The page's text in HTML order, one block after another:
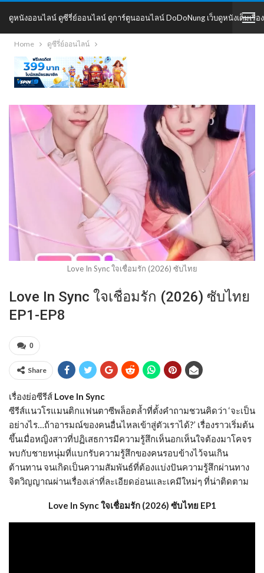
ดูหนังออนไลน์ ดูซีรี่ย์ออนไลน์ ดูการ์ตูนออนไลน์ DoDoNung เว็บดูหนังเต็มเรื่อง
DoDoNung
Home ดูซีรี่ย์ออนไลน์
Love In Sync ใจเชื่อมรัก (2026) ซับไทย
Love In Sync ใจเชื่อมรัก (2026) ซับไทย
EP1-EP8
0
Share
เรื่องย่อซีรีส์ Love In Sync
ซีรีส์แนวโรแมนติกแฟนตาซีพล็อตล้ำที่ตั้งคำถามชวนคิดว่า ‘จะเป็น
อย่างไร…ถ้าอารมณ์ของคนอื่นไหลเข้าสู่ตัวเราได้?’ เรื่องราวเริ่มต้น
ขึ้นเมื่อหญิงสาวที่ปฏิเสธการมีความรู้สึกเห็นอกเห็นใจต้องมาโคจร
พบกับชายหนุ่มที่แบกรับความรู้สึกของคนรอบข้างไว้จนเกิน
ต้านทาน จนเกิดเป็นความสัมพันธ์ที่ต้องแบ่งปันความรู้สึกผ่านทาง
จิตวิญญาณผ่านเรื่องเล่าที่ละเอียดอ่อนและเคมีใหม่ๆ ที่น่าติดตาม
Love In Sync ใจเชื่อมรัก (2026) ซับไทย EP1